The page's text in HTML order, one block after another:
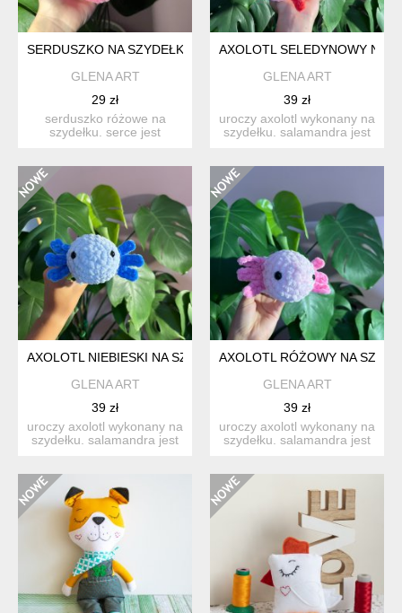
SERDUSZKO NA SZYDEŁKU SERCE RÓŻOWE NA SZYDEŁKU
GLENA ART
29 zł
serduszko różowe na
szydełku. serce jest
AXOLOTL SELEDYNOWY NA
GLENA ART
39 zł
uroczy axolotl wykonany na
szydełku. salamandra jest
AXOLOTL NIEBIESKI NA SZYDEŁKU UROCZA SALAMANDRA
GLENA ART
39 zł
uroczy axolotl wykonany na
szydełku. salamandra jest
AXOLOTL RÓŻOWY NA
GLENA ART
39 zł
uroczy axolotl wykonany na
szydełku. salamandra jest